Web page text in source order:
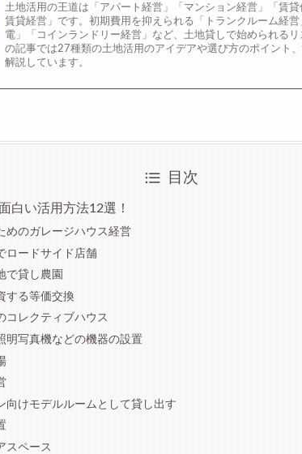
土地活用の王道は「アパート経営」「マンション経営」「賃
賃貸経営」です。初期費用を抑えられる「トランクルーム経
電」「コインランドリー経営」など、土地貸しで始められる
の記事では27種類の土地活用のアイデアや選び方のポイント
解説しています。
目次
白い活用方法12選！
めのガレージハウス経営
ロードサイド店舗
で貸し農園
する等価交換
コレクティブハウス
明写真機などの機器の設置
向けモデルルームとして貸し出す
スペース